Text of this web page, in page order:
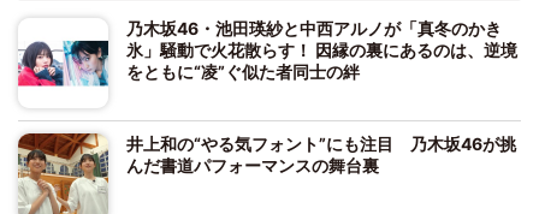
乃木坂46・池田瑛紗と中西アルノが「真冬のかき
氷」騒動で火花散らす！ 因縁の裏にあるのは、逆境
をともに“凌”ぐ似た者同士の絆
井上和の“やる気フォント”にも注目 乃木坂46が挑
んだ書道パフォーマンスの舞台裏